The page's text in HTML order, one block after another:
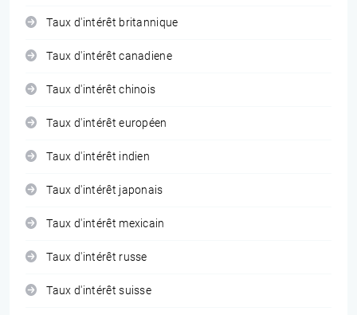
Taux d'intérêt britannique
Taux d'intérêt canadiene
Taux d'intérêt chinois
Taux d'intérêt européen
Taux d'intérêt indien
Taux d'intérêt japonais
Taux d'intérêt mexicain
Taux d'intérêt russe
Taux d'intérêt suisse